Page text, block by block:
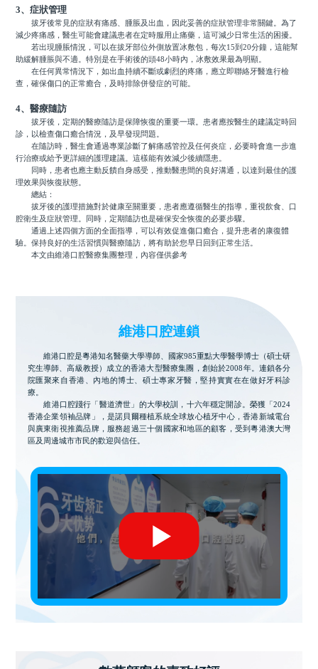
3、症狀管理
拔牙後常見的症狀有痛感、腫脹及出血，因此妥善的症狀管理非常關鍵。為了
減少疼痛感，醫生可能會建議患者在定時服用止痛藥，這可減少日常生活的困擾。
若出現腫脹情況，可以在拔牙部位外側放置冰敷包，每次15到20分鐘，這能幫
助緩解腫脹與不適。特別是在手術後的頭48小時內，冰敷效果最為明顯。
在任何異常情況下，如出血持續不斷或劇烈的疼痛，應立即聯絡牙醫進行檢
查，確保傷口的正常癒合，及時排除併發症的可能。
4、醫療隨訪
拔牙後，定期的醫療隨訪是保障恢復的重要一環。患者應按醫生的建議定時回
診，以檢查傷口癒合情況，及早發現問題。
在隨訪時，醫生會通過專業診斷了解痛感管控及任何炎症，必要時會進一步進
行治療或給予更詳細的護理建議。這樣能有效減少後續隱患。
同時，患者也應主動反饋自身感受，推動醫患間的良好溝通，以達到最佳的護
理效果與恢復狀態。
總結：
拔牙後的護理措施對於健康至關重要，患者應遵循醫生的指導，重視飲食、口
腔衛生及症狀管理。同時，定期隨訪也是確保安全恢復的必要步驟。
通過上述四個方面的全面指導，可以有效促進傷口癒合，提升患者的康復體
驗。保持良好的生活習慣與醫療隨訪，將有助於您早日回到正常生活。
本文由維港口腔醫療集團整理，內容僅供參考
維港口腔連鎖
維港口腔是粵港知名醫藥大學導師、國家985重點大學醫學博士（碩士研
究生導師、高級教授）成立的香港大型醫療集團，創始於2008年。連鎖各分
院匯聚來自香港、內地的博士、碩士專家牙醫，堅持實實在在做好牙科診
療。
維港口腔踐行「醫道濟世」的大學校訓，十六年穩定開診。榮獲「2024
香港企業領袖品牌」，是諾貝爾種植系統全球放心植牙中心，香港新城電台
與廣東衛視推薦品牌，服務超過三十個國家和地區的顧客，受到粵港澳大灣
區及周邊城市市民的歡迎與信任。